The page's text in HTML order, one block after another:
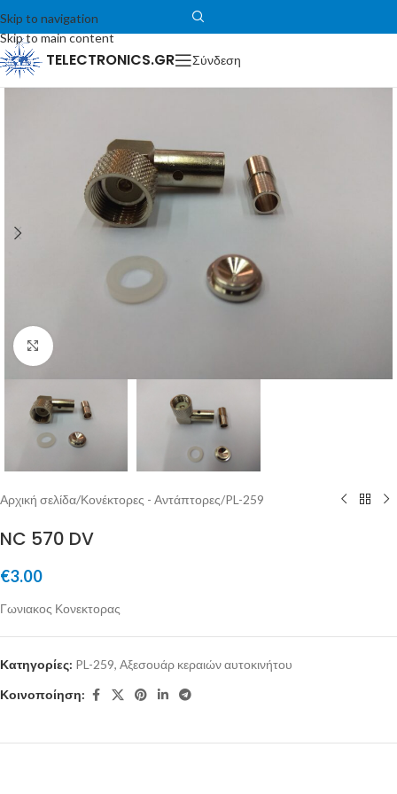
Skip to navigation
Skip to main content
TELECTRONICS.GR Σύνδεση
Μεγέθυνση
Αρχική σελίδα/Κονέκτορες - Αντάπτορες/PL-259
NC 570 DV
€3.00
Γωνιακος Κονεκτορας
Κατηγορίες: PL-259, Αξεσουάρ κεραιών αυτοκινήτου
Κοινοποίηση: